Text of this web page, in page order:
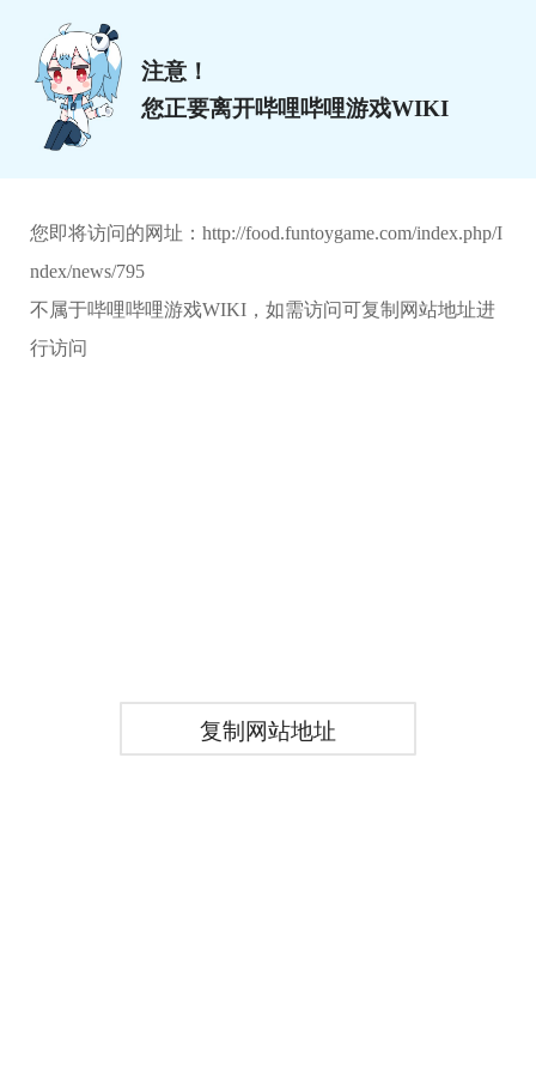
注意！
您正要离开哔哩哔哩游戏WIKI
您即将访问的网址： http://food.funtoygame.com/index.php/I
ndex/news/795
不属于哔哩哔哩游戏WIKI，如需访问可复制网站地址进
行访问
复制网站地址